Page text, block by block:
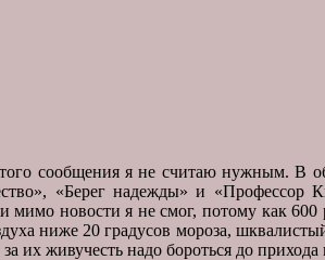
сообщения я не считаю нужным. В
«Берег надежды» и «Профессор
новости я не смог, потому как
ниже 20 градусов мороза,
их живучесть надо бороться до